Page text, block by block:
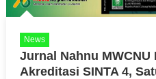
News
Jurnal Nahnu MWCNU
Akreditasi SINTA 4,